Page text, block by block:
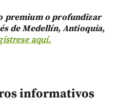
premium o profundizar
de Medellín, Antioquia,
aquí.
informativos